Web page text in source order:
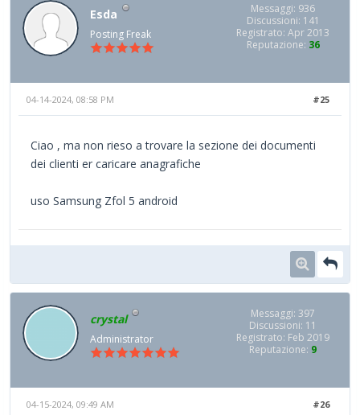
Esda
Posting Freak
Messaggi: 936
Discussioni: 141
Registrato: Apr 2013
Reputazione: 36
#25
04-14-2024, 08:58 PM
Ciao , ma non rieso a trovare la sezione dei documenti
dei clienti er caricare anagrafiche
uso Samsung Zfol 5 android
crystal
Administrator
Messaggi: 397
Discussioni: 11
Registrato: Feb 2019
Reputazione: 9
#26
04-15-2024, 09:49 AM